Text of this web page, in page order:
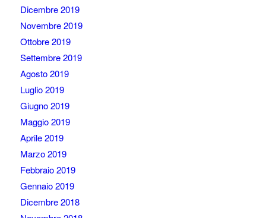
Dicembre 2019
Novembre 2019
Ottobre 2019
Settembre 2019
Agosto 2019
Luglio 2019
Giugno 2019
Maggio 2019
Aprile 2019
Marzo 2019
Febbraio 2019
Gennaio 2019
Dicembre 2018